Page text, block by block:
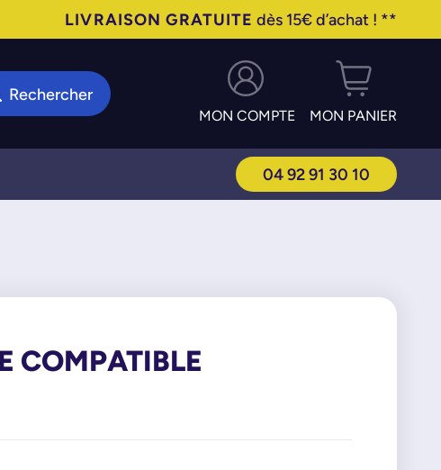
LIVRAISON GRATUITE dès 15€ d’achat ! **
Rechercher
MON COMPTE MON PANIER
04 92 91 30 10
COMPATIBLE